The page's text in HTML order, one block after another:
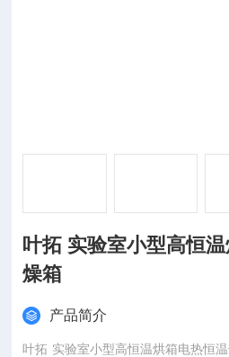
叶拓 实验室小型高恒
燥箱
产品简介
叶拓 实验室小型高恒温烘箱电热恒